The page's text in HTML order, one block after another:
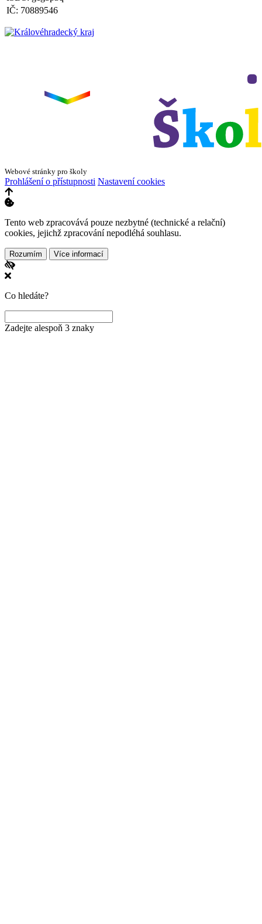
Výlet do ZOO Dvůr Králové n/L
plavecká výuka, V., VI. a VII.třída
Zveřejněno: 8.4.2025
IČ: 70889546
Webové stránky pro školy
Prohlášení o přístupnosti Nastavení cookies
Tento web zpracovává pouze nezbytné (technické a relační)
cookies, jejichž zpracování nepodléhá souhlasu.
Rozumím Více informací
Co hledáte?
Zadejte alespoň 3 znaky